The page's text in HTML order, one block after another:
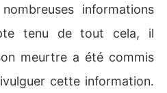
informations
tenu de tout cela, il
meurtre a été commis
cette information.